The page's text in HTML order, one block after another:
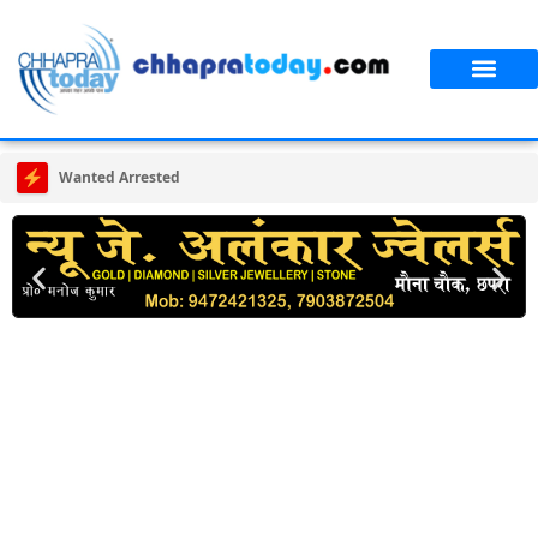
Wanted Arrested | हत्याकांड का वांछित अभियुक्त दुधनाथ राम गिरफ्तार